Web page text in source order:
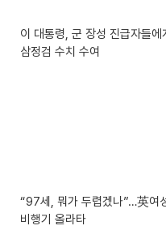
이 대통령, 군 장성 진급자들에
삼정검 수치 수여
“97세, 뭐가 두렵겠나”…英여
비행기 올라타